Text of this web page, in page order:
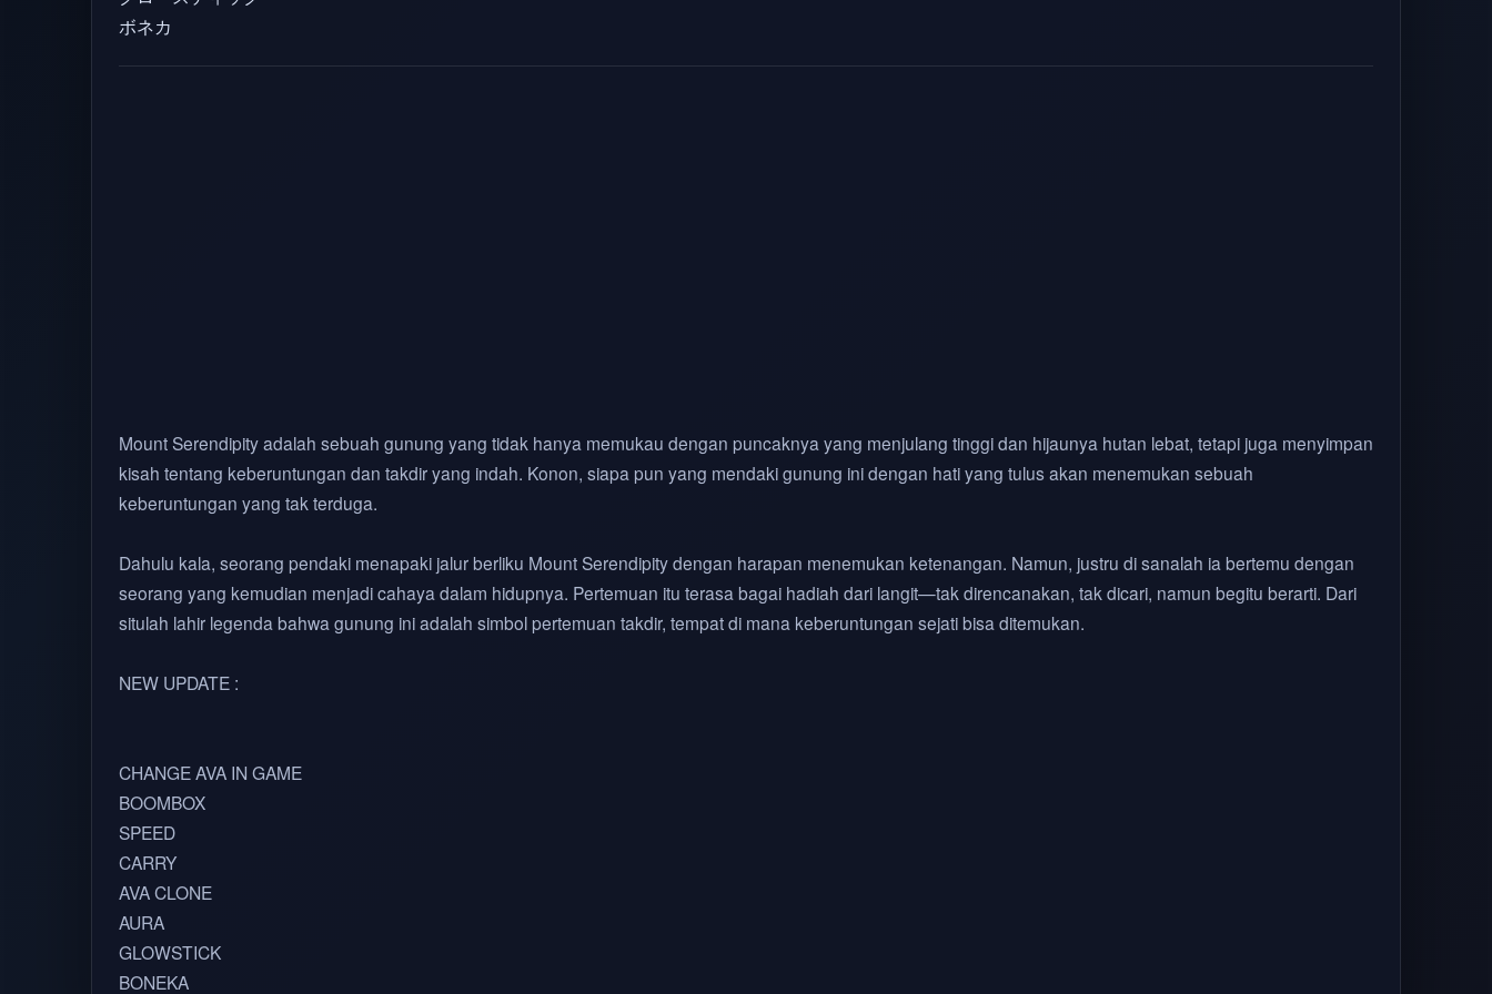
ボネカ
Mount Serendipity adalah sebuah gunung yang tidak hanya memukau dengan puncaknya yang menjulang tinggi dan hijaunya hutan lebat, tetapi juga menyimpan
kisah tentang keberuntungan dan takdir yang indah. Konon, siapa pun yang mendaki gunung ini dengan hati yang tulus akan menemukan sebuah
keberuntungan yang tak terduga.
Dahulu kala, seorang pendaki menapaki jalur berliku Mount Serendipity dengan harapan menemukan ketenangan. Namun, justru di sanalah ia bertemu dengan
seorang yang kemudian menjadi cahaya dalam hidupnya. Pertemuan itu terasa bagai hadiah dari langit—tak direncanakan, tak dicari, namun begitu berarti. Dari
situlah lahir legenda bahwa gunung ini adalah simbol pertemuan takdir, tempat di mana keberuntungan sejati bisa ditemukan.
NEW UPDATE :
CHANGE AVA IN GAME
BOOMBOX
SPEED
CARRY
AVA CLONE
AURA
GLOWSTICK
BONEKA